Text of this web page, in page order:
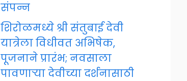
संपन्न
शिरोळमध्ये श्री संतुबाई देवी
यात्रेला विधीवत अभिषेक,
पूजनाने प्रारंभ; नवसाला
पावणाऱ्या देवीच्या दर्शनासाठी